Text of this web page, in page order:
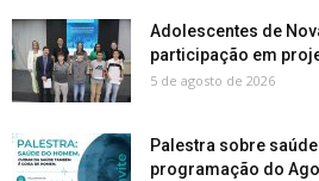
Adolescentes de
participação em
5 de agosto de 2026
Palestra sobre
programação do